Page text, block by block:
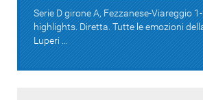
Serie D girone A, Fezzanese-Viareggio
highlights. Diretta. Tutte le emozioni
Luperi ...